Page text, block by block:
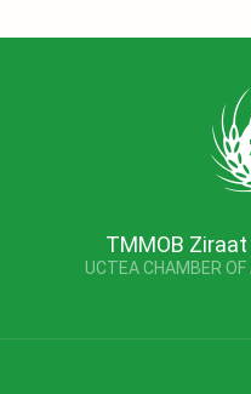
TMMOB
UCTEA CHAMBER OF